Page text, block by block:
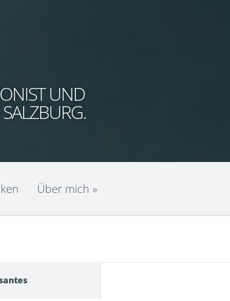
UND
Über mich »